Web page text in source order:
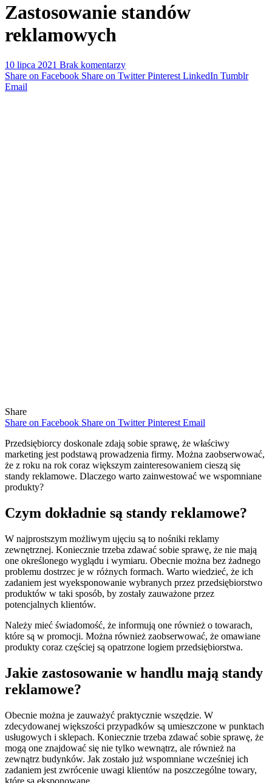
Zastosowanie standów
reklamowych
10 lipca 2021 Brak komentarzy
Share on Facebook Share on Twitter Pinterest LinkedIn Tumblr
Email
Share
Share on Facebook Share on Twitter Pinterest Email
Przedsiębiorcy doskonale zdają sobie sprawę, że właściwy
marketing jest podstawą prowadzenia firmy. Można zaobserwować,
że z roku na rok coraz większym zainteresowaniem cieszą się
standy reklamowe. Dlaczego warto zainwestować we wspomniane
produkty?
Czym dokładnie są standy reklamowe?
W najprostszym możliwym ujęciu są to nośniki reklamy
zewnętrznej. Koniecznie trzeba zdawać sobie sprawę, że nie mają
one określonego wyglądu i wymiaru. Obecnie można bez żadnego
problemu dostrzec je w różnych formach. Warto wiedzieć, że ich
zadaniem jest wyeksponowanie wybranych przez przedsiębiorstwo
produktów w taki sposób, by zostały zauważone przez
potencjalnych klientów.
Należy mieć świadomość, że informują one również o towarach,
które są w promocji. Można również zaobserwować, że omawiane
produkty coraz częściej są opatrzone logiem przedsiębiorstwa.
Jakie zastosowanie w handlu mają standy
reklamowe?
Obecnie można je zauważyć praktycznie wszędzie. W
zdecydowanej większości przypadków są umieszczone w punktach
usługowych i sklepach. Koniecznie trzeba zdawać sobie sprawę, że
mogą one znajdować się nie tylko wewnątrz, ale również na
zewnątrz budynków. Jak zostało już wspomniane wcześniej ich
zadaniem jest zwrócenie uwagi klientów na poszczególne towary,
które są eksponowane.